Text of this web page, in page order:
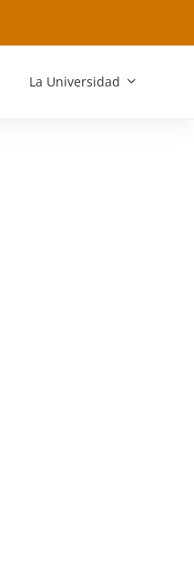
La Universidad